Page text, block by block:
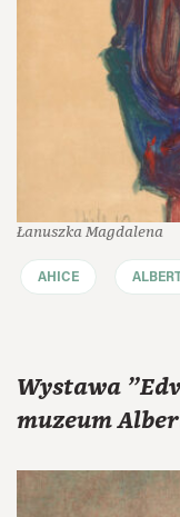
Łanuszka Magdalena
AHICE
Wystawa
muzeum